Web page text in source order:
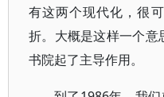
有这两个现代化，很
折。大概是这样一个
书院起了主导作用。